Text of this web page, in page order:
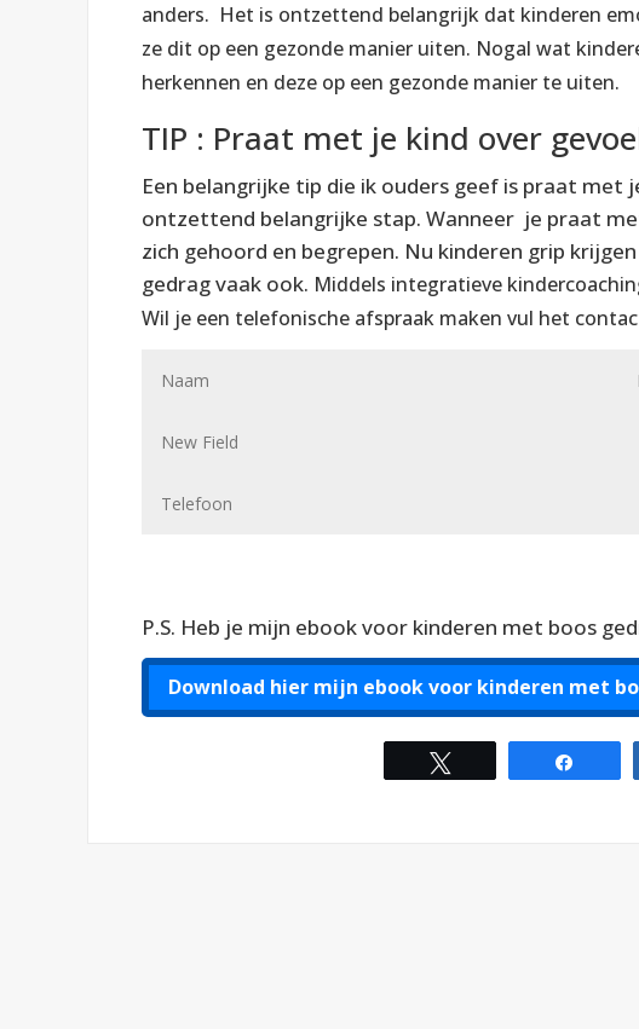
anders. Het is ontzettend belangrijk dat kinderen
ze dit op een gezonde manier uiten. Nogal wat
herkennen en deze op een gezonde manier te uiten.
TIP : Praat met je kind over
Een belangrijke tip die ik ouders geef is praat met
ontzettend belangrijke stap. Wanneer je praat
zich gehoord en begrepen. Nu kinderen grip
gedrag vaak ook. Middels integratieve
Wil je een telefonische afspraak maken vul het
P.S. Heb je mijn ebook voor kinderen met boos
Download hier mijn ebook voor kinderen met